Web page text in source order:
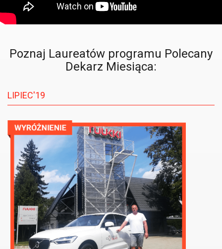
Poznaj Laureatów programu Polecany
Dekarz Miesiąca:
LIPIEC'19